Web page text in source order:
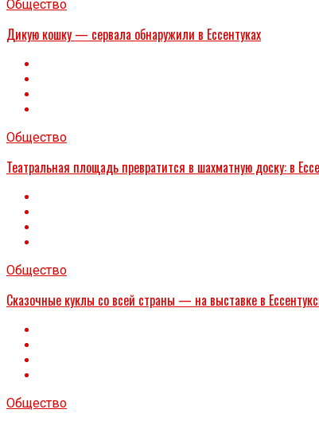
Общество
Дикую кошку — сервала обнаружили в Ессентуках
Общество
Театральная площадь превратится в шахматную доску: в
Общество
Сказочные куклы со всей страны — на выставке в
Общество